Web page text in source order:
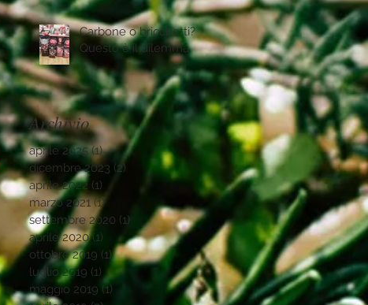
Carbone o bricchetti?
Questo è il dilemma.
Archivio
aprile 2025 (1)1 post
dicembre 2023 (2) 2 post
aprile 2022 (1)
marzo 2021 (1)1 post
settembre 2020 (1) 1 post
aprile 2020 (1) 1 post
ottobre 2019 (1)1 post
luglio 2019 (1) 1 post
maggio 2019 (1)